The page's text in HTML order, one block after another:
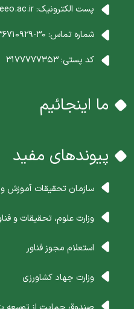
پست الکترونیک:
شماره تماس: 30-02636710929
کد پستی:3177777353
ما اینجائیم
پیوندهای مفید
سازمان تحقیقات آموزش
وزارت علوم، تحقیقات و
استعلام مجوز فناور
وزارت جهاد کشاورزی